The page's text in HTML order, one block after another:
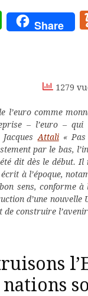
Share
1279
l’euro comme
– l’euro –
Attali« Pas
par le bas,
dit dès le début. Il
à l’époque,
sens, conforme
d’une nouvelle
construire